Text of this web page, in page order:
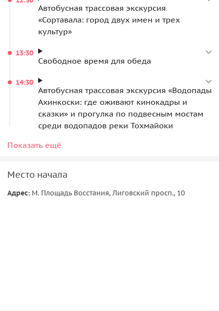
Автобусная трассовая экскурсия
«Сортавала: город двух имен и трех
культур»
13:30
Свободное время для обеда
14:30
Автобусная трассовая экскурсия «Водопады
Ахинкоски: где оживают кинокадры и
сказки» и прогулка по подвесным мостам
среди водопадов реки Тохмайоки
Пешеходная экскурсия «Горный парк «Рускеала»:
Выезд из горного парка «Рускеала»
21:00
Показать ещё
Место начала
Адрес: М. Площадь Восстания, Лиговский просп., 10